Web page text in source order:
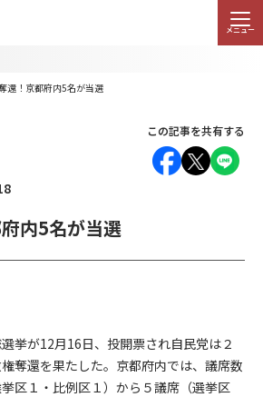
メニュー
還！京都府内5名が当選
この記事を共有する
内5名が当選
挙が12月16日、投開票され自民党は２
奪還を果たした。京都府内では、議席数
区１・比例区１）から５議席（選挙区